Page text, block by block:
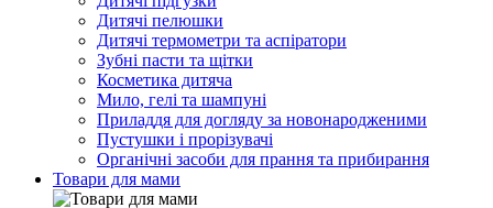
Дитячі пелюшки
Дитячі термометри та аспіратори
Зубні пасти та щітки
Косметика дитяча
Мило, гелі та шампуні
Приладдя для догляду за новонародженими
Пустушки і прорізувачі
Органічні засоби для прання та прибирання
Товари для мами